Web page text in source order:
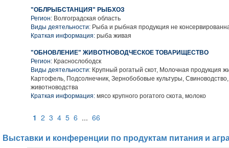
"ОБЛРЫБСТАНЦИЯ" РЫБХОЗ
Регион: Волгоградская область
Виды деятельности: Рыба и рыбная продукция не
Краткая информация: рыба живая
"ОБНОВЛЕНИЕ" ЖИВОТНОВОДЧЕСКОЕ ТОВАРИЩЕСТВО
Регион: Краснослободск
Виды деятельности: Крупный рогатый скот, Молочная продукция
Картофель, Подсолнечник, Зернобобовые культуры,
животноводства
Краткая информация: мясо крупного рогатого скота, молоко
1 2 3 4 5 6 ... 66
Выставки и конференции по продуктам питания и